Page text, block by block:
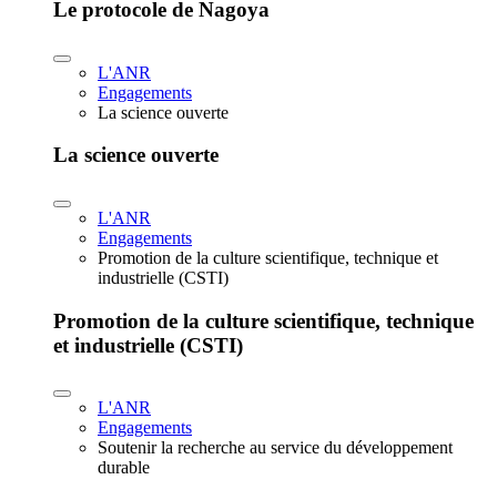
Le protocole de Nagoya
L'ANR
Engagements
La science ouverte
La science ouverte
L'ANR
Engagements
Promotion de la culture scientifique, technique et
industrielle (CSTI)
Promotion de la culture scientifique, technique
et industrielle (CSTI)
L'ANR
Engagements
Soutenir la recherche au service du développement
durable